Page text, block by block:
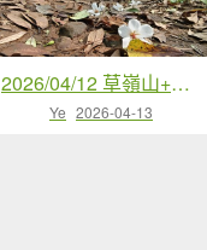
2026/04/12 草嶺山+打鐵寮古道 O型
Ye 2026-04-13